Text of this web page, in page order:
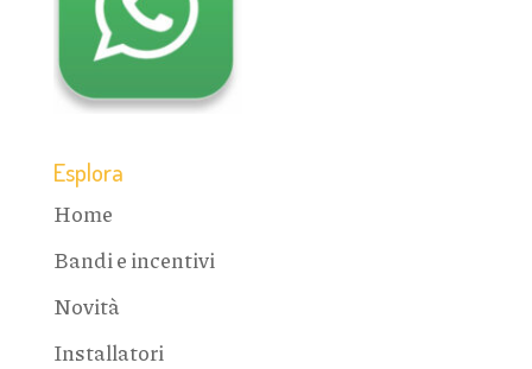
Esplora
Home
Bandi e incentivi
Novità
Installatori